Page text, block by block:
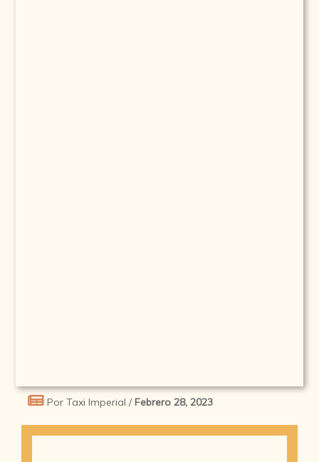
Por Taxi Imperial / Febrero 28, 2023